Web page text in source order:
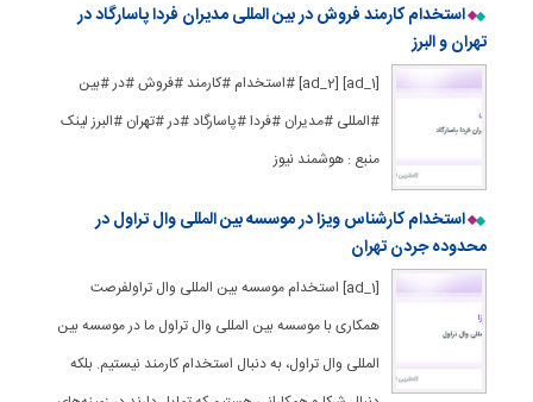
استخدام کارمند فروش در بین المللی مدیران فردا پاسارگاد در
تهران و البرز
[ad_1] [ad_2] #استخدام #کارمند #فروش #در #بین
#المللی #مدیران #فردا #پاسارگاد #در #تهران #البرز لینک
منبع : هوشمند نیوز
استخدام کارشناس ویزا در موسسه بین المللی وال تراول در
محدوده جردن تهران
[ad_1] استخدام موسسه بین المللی وال تراولفرصت
همکاری با موسسه بین المللی وال تراول ما در موسسه بین
المللی وال تراول، به دنبال استخدام کارمند نیستیم. بلکه